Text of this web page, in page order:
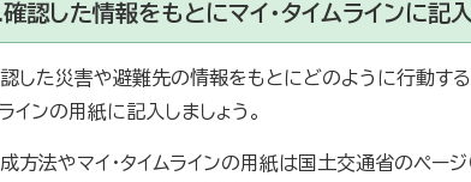
認した情報をもとにマイ・タイムラインに記
した災害や避難先の情報をもとにどのように行動する
インの用紙に記入しましょう。
方法やマイ・タイムラインの用紙は国土交通省のページ